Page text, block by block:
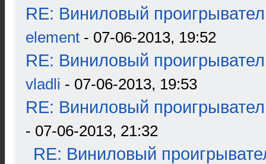
RE: Виниловый
element - 07-06-2013, 19:52
RE: Виниловый
vladli - 07-06-2013, 19:53
RE: Виниловый
- 07-06-2013, 21:32
RE: Виниловый